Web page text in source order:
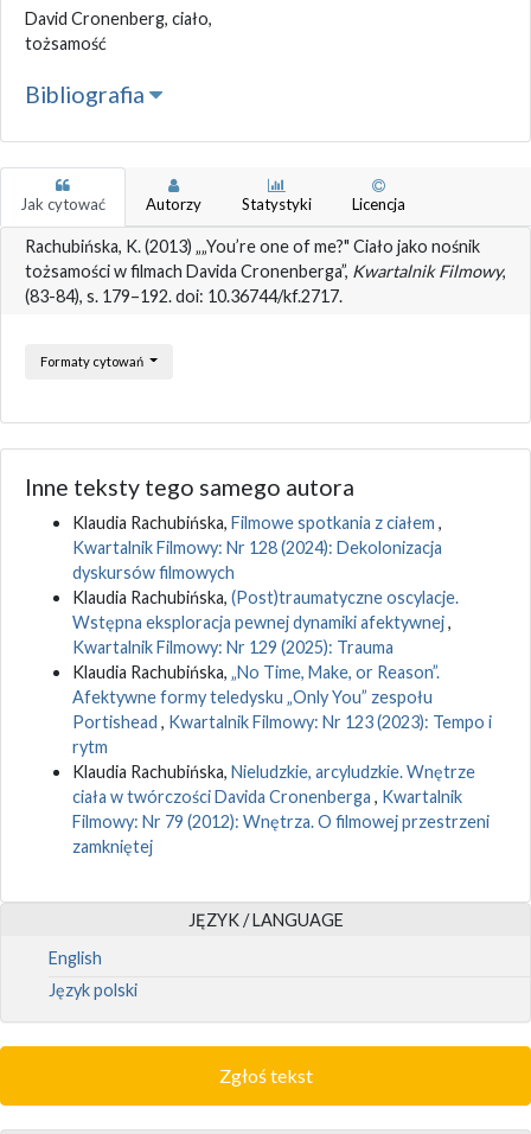
David Cronenberg, ciało,
tożsamość
Bibliografia
Jak cytować Autorzy Statystyki Licencja
Rachubińska, K. (2013) „„You’re one of me?" Ciało jako nośnik
tożsamości w filmach Davida Cronenberga”, Kwartalnik Filmowy,
(83-84), s. 179–192. doi: 10.36744/kf.2717.
Formaty cytowań
Inne teksty tego samego autora
Klaudia Rachubińska, Filmowe spotkania z ciałem ,
Kwartalnik Filmowy: Nr 128 (2024): Dekolonizacja
dyskursów filmowych
Klaudia Rachubińska, (Post)traumatyczne oscylacje.
Wstępna eksploracja pewnej dynamiki afektywnej,
Kwartalnik Filmowy: Nr 129 (2025): Trauma
Klaudia Rachubińska, „No Time, Make, or Reason”.
Afektywne formy teledysku „Only You” zespołu
Portishead , Kwartalnik Filmowy: Nr 123 (2023): Tempo i
rytm
Klaudia Rachubińska, Nieludzkie, arcyludzkie. Wnętrze
ciała w twórczości Davida Cronenberga , Kwartalnik
Filmowy: Nr 79 (2012): Wnętrza. O filmowej przestrzeni
zamkniętej
JĘZYK / LANGUAGE
English
Język polski
Zgłoś tekst